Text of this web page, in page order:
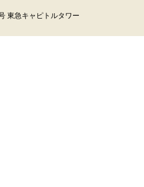
東急キャピトルタワー